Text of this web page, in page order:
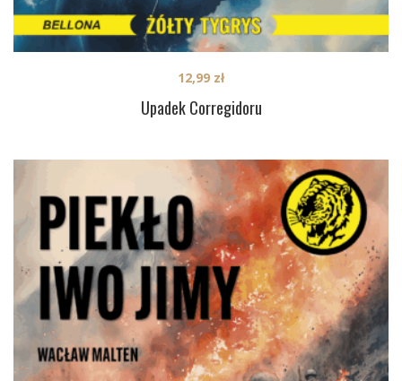
Upadek Corregidoru
12,99 zł